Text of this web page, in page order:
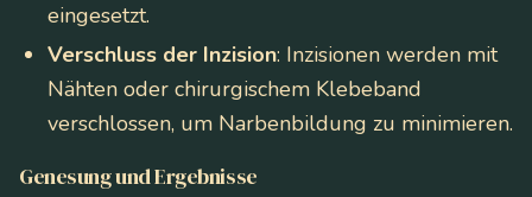
eingesetzt.
Verschluss der Inzision: Inzisionen werden mit
Nähten oder chirurgischem Klebeband
verschlossen, um Narbenbildung zu minimieren.
Genesung und Ergebnisse